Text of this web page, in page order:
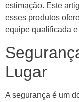
estimação. Este
esses produtos
equipe qualificada
Lugar
A segurança é um